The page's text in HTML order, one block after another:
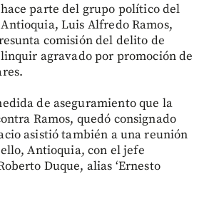
parte del grupo político del
Luis Alfredo Ramos,
comisión del delito de
agravado por promoción de
de aseguramiento que la
Ramos, quedó consignado
asistió también a una reunión
Antioquia, con el jefe
Duque, alias ‘Ernesto